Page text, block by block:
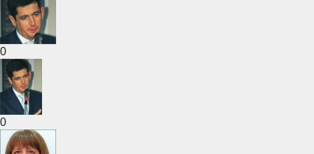
0
0